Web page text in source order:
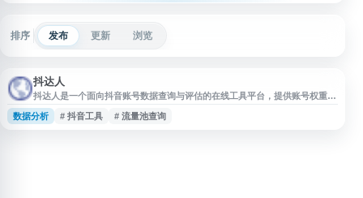
排序 发布 更新 浏览
抖达人
抖达人是一个面向抖音账号数据查询与评估的在线工具平台，提供账号权重等
级、账号标签、账号估价、作品发布时间、作品限流状态及流量池等信息查询
服务。用户无需授权即可一键查询自己的账号或他人账号，适合用于账号运营
数据分析 # 抖音工具 # 流量池查询